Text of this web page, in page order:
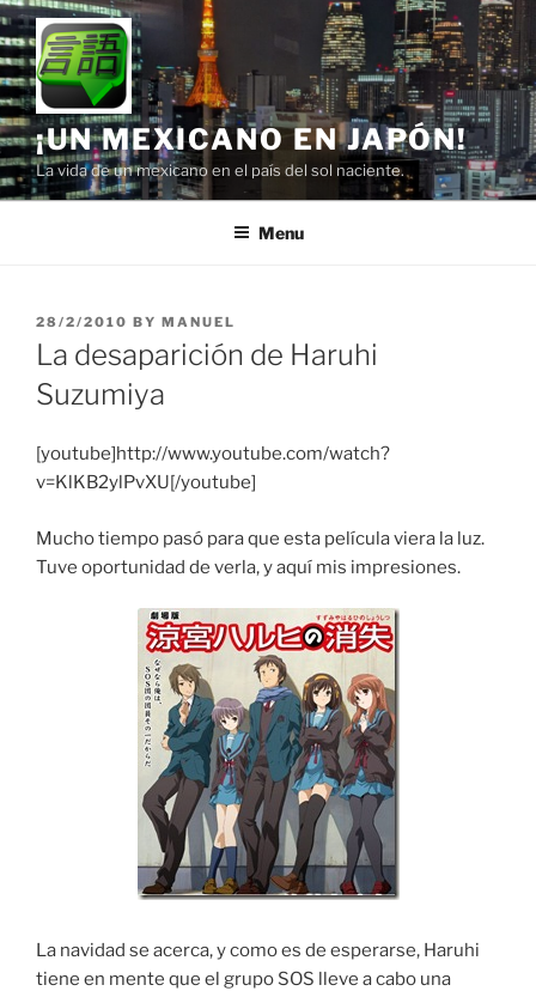
Skip
to
content
¡UN MEXICANO EN JAPÓN!
La vida de un mexicano en el país del sol naciente.
Menu
POSTED
ON
28/2/2010 BY MANUEL
La desaparición de Haruhi
Suzumiya
[youtube]http://www.youtube.com/watch?
v=KlKB2ylPvXU[/youtube]
Mucho tiempo pasó para que esta película viera la luz.
Tuve oportunidad de verla, y aquí mis impresiones.
La navidad se acerca, y como es de esperarse, Haruhi
tiene en mente que el grupo SOS lleve a cabo una